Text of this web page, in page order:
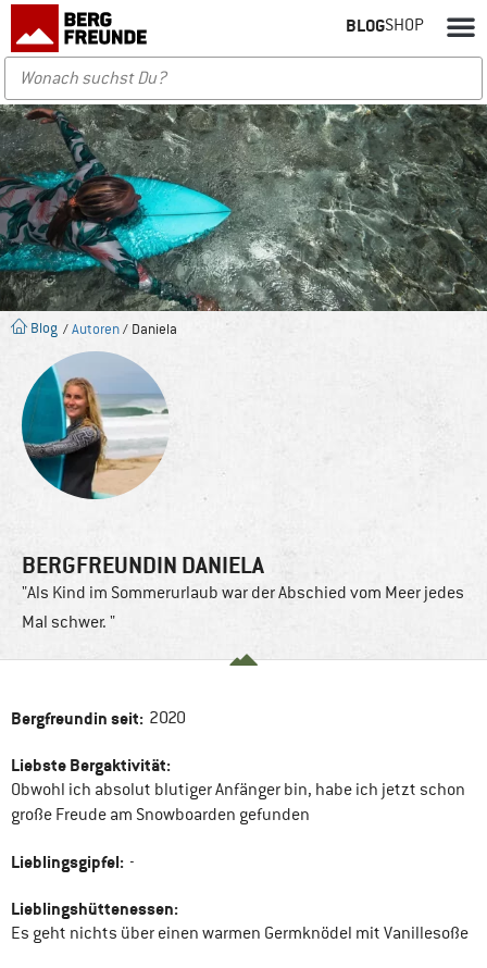
BLOGSHOP
Blog /Autoren/ Daniela
BERGFREUNDIN DANIELA
"Als Kind im Sommerurlaub war der Abschied vom Meer jedes
Mal schwer. "
Bergfreundin seit: 2020
Liebste Bergaktivität:
Obwohl ich absolut blutiger Anfänger bin, habe ich jetzt schon
große Freude am Snowboarden gefunden
Lieblingsgipfel: -
Lieblingshüttenessen:
Es geht nichts über einen warmen Germknödel mit Vanillesoße